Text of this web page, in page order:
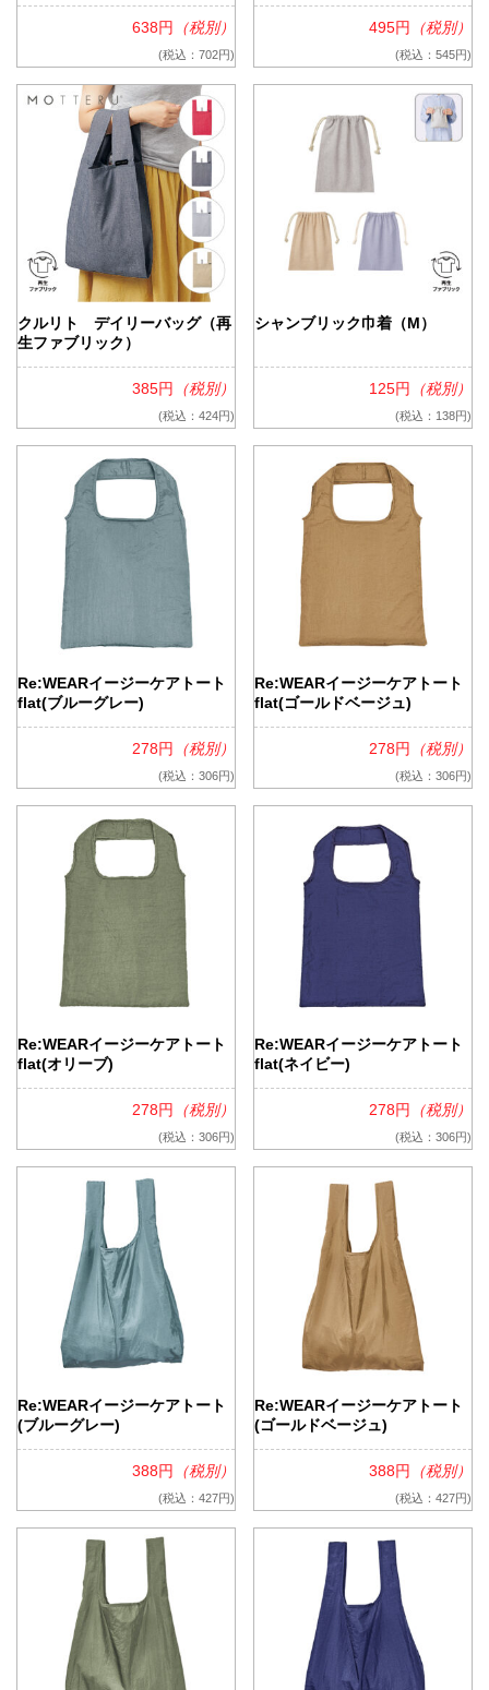
638円 （税別）
(税込：702円)
495円 （税別）
(税込：545円)
クルリト デイリーバッグ（再
生ファブリック）
385円 （税別）
(税込：424円)
シャンブリック巾着（M）
125円 （税別）
(税込：138円)
Re:WEARイージーケアトート
flat(ブルーグレー)
278円 （税別）
(税込：306円)
Re:WEARイージーケアトート
flat(ゴールドベージュ)
278円 （税別）
(税込：306円)
Re:WEARイージーケアトート
flat(オリーブ)
278円 （税別）
(税込：306円)
Re:WEARイージーケアトート
flat(ネイビー)
278円 （税別）
(税込：306円)
Re:WEARイージーケアトート
(ブルーグレー)
388円 （税別）
(税込：427円)
Re:WEARイージーケアトート
(ゴールドベージュ)
388円 （税別）
(税込：427円)